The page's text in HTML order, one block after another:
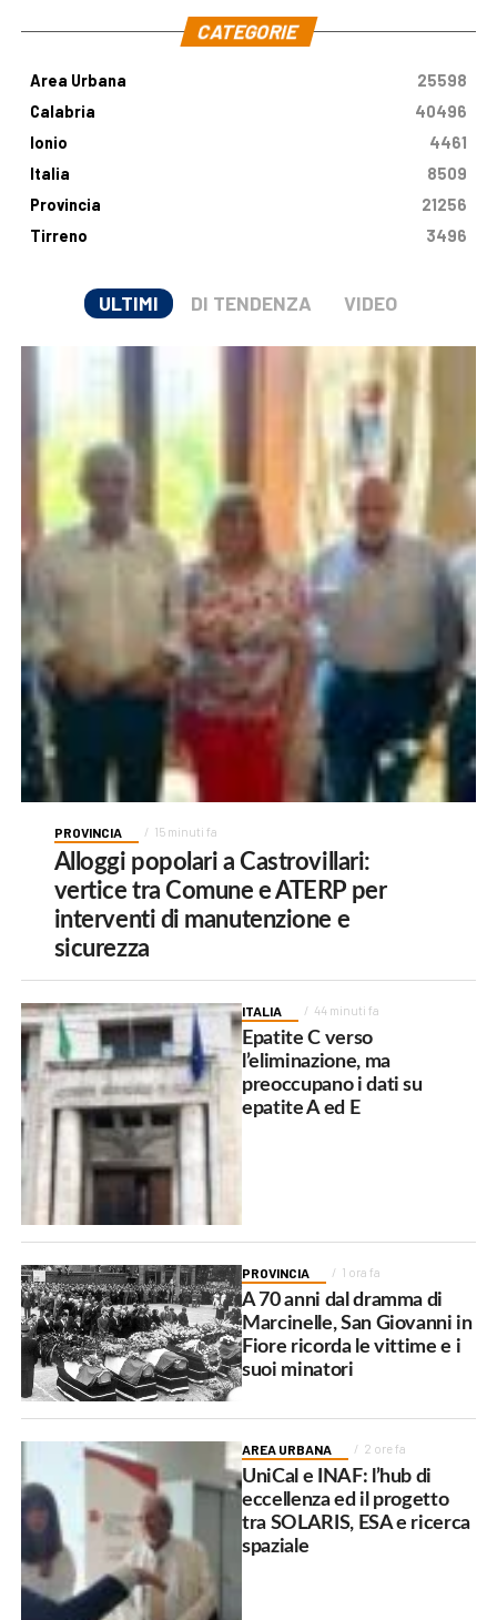
CATEGORIE
Area Urbana
25598
Calabria
40496
Ionio
4461
Italia
8509
Provincia
21256
Tirreno
3496
ULTIMI DI TENDENZA VIDEO
PROVINCIA 15 minuti fa
Alloggi popolari a Castrovillari:
vertice tra Comune e ATERP per
interventi di manutenzione e
sicurezza
ITALIA 44 minuti fa
Epatite C verso
l’eliminazione, ma
preoccupano i dati su
epatite A ed E
PROVINCIA 1 ora fa
A 70 anni dal dramma di
Marcinelle, San Giovanni in
Fiore ricorda le vittime e i
suoi minatori
AREA URBANA 2 ore fa
UniCal e INAF: l’hub di
eccellenza ed il progetto
tra SOLARIS, ESA e ricerca
spaziale